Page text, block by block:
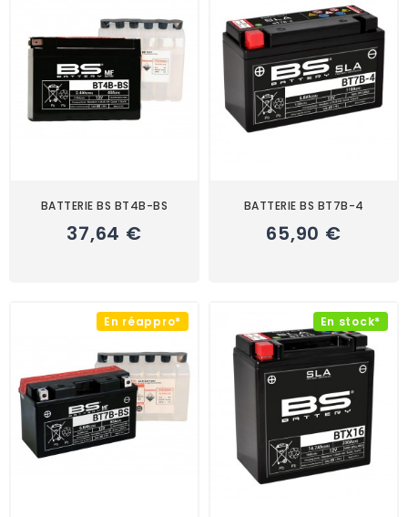
BATTERIE BS BT4B-BS
37,64 €
BATTERIE BS BT7B-4
65,90 €
En réappro* En stock*